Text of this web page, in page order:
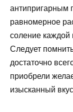
антипригарным
равномерное
соление каждой
Следует
достаточно
приобрели
изысканный